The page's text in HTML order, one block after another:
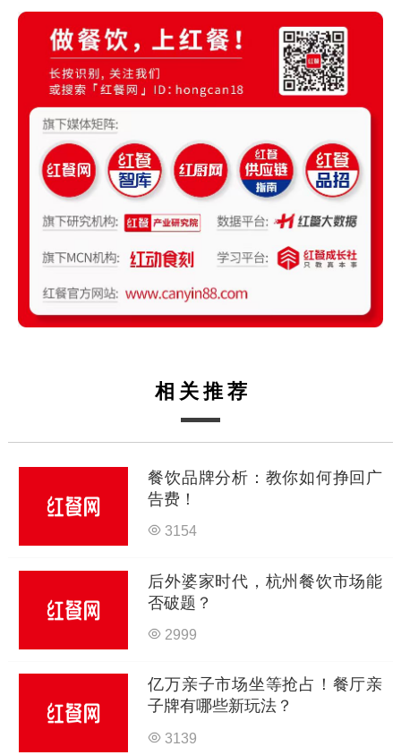
相关推荐
餐饮品牌分析：教你如何挣回广
告费！
3154
后外婆家时代，杭州餐饮市场能
否破题？
2999
亿万亲子市场坐等抢占！餐厅亲
子牌有哪些新玩法？
3139